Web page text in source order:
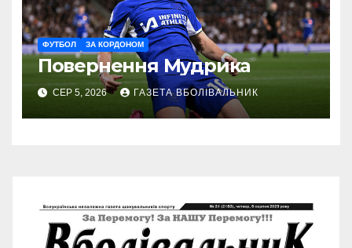
ФУТБОЛ ЗА КОРДОНОМ
Повернення Мудрика
СЕР 5, 2026 ГАЗЕТА ВБОЛІВАЛЬНИК